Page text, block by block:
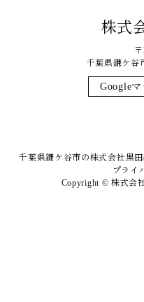
株式
千葉県鎌ケ谷
Google
千葉県鎌ケ谷市の株式会社黒
プライ
Copyright © 株式会